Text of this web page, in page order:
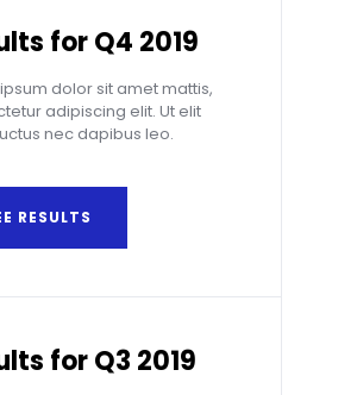
for Q4 2019
dolor sit amet mattis,
adipiscing elit. Ut elit
nec dapibus leo.
RESULTS
for Q3 2019